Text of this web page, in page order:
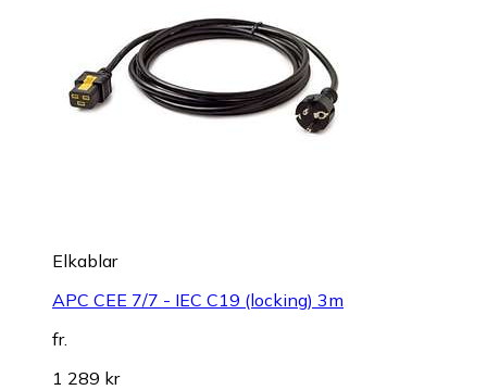
Elkablar
APC CEE 7/7 - IEC C19 (locking) 3m
fr.
1 289 kr